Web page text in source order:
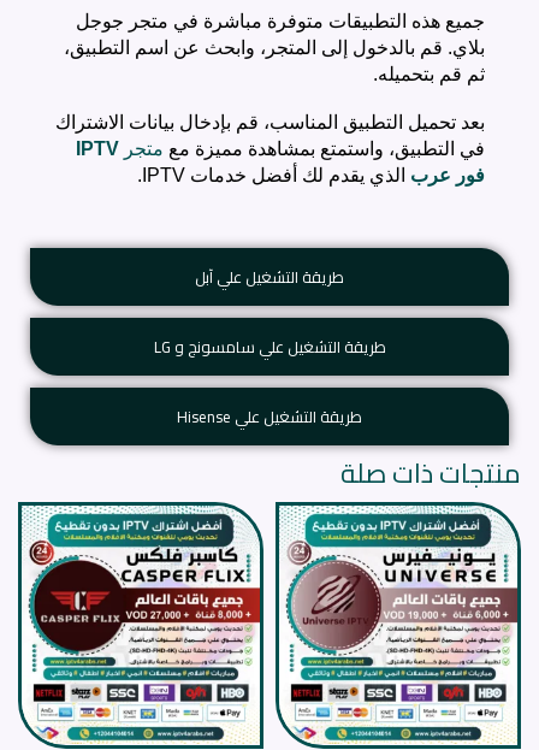
طريقة التشغيل علي آبل
طريقة التشغيل علي سامسونج و LG
طريقة التشغيل علي Hisense
جميع هذه التطبيقات متوفرة مباشرة في متجر جوجل
بلاي. قم بالدخول إلى المتجر، وابحث عن اسم التطبيق،
ثم قم بتحميله.
بعد تحميل التطبيق المناسب، قم بإدخال بيانات الاشتراك
في التطبيق، واستمتع بمشاهدة مميزة مع متجر IPTV
فور عرب الذي يقدم لك أفضل خدمات IPTV.
منتجات ذات صلة